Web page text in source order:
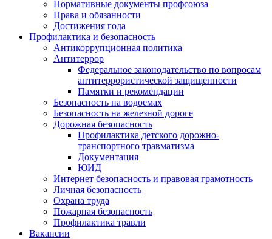
Нормативные документы профсоюза
Права и обязанности
Достижения года
Профилактика и безопасность
Антикоррупционная политика
Антитеррор
Федеральное законодательство по вопросам
антитеррористической защищенности
Памятки и рекомендации
Безопасность на водоемах
Безопасность на железной дороге
Дорожная безопасность
Профилактика детского дорожно-
транспортного травматизма
Документация
ЮИД
Интернет безопасность и правовая грамотность
Личная безопасность
Охрана труда
Пожарная безопасность
Профилактика травли
Вакансии